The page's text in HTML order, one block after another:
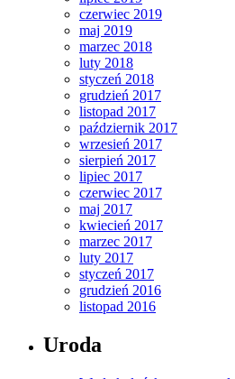
czerwiec 2019
maj 2019
marzec 2018
luty 2018
styczeń 2018
grudzień 2017
listopad 2017
październik 2017
wrzesień 2017
sierpień 2017
lipiec 2017
czerwiec 2017
maj 2017
kwiecień 2017
marzec 2017
luty 2017
styczeń 2017
grudzień 2016
listopad 2016
Uroda